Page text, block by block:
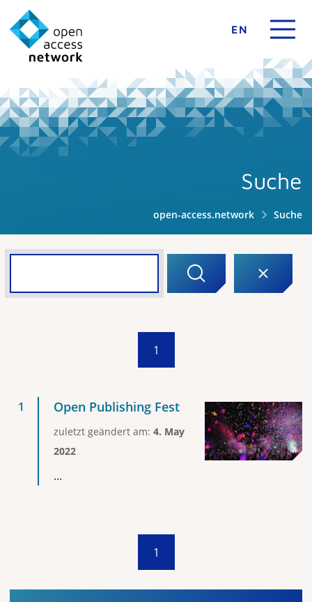
EN
Suche
open-access.network Suche
1
Open Publishing Fest
zuletzt geändert am: 4. May
2022
...
1